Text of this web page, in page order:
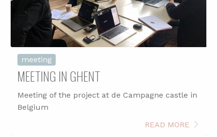
meeting
MEETING IN GHENT
Meeting of the project at de Campagne castle in
Belgium
READ MORE